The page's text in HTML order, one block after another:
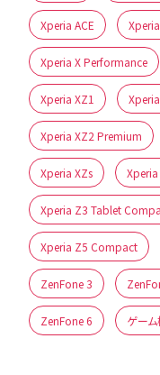
Xperia ACE
Xperia X Performance
Xperia XZ1
Xperia XZ2 Premium
Xperia XZs
Xperia Z3 Tablet
Xperia Z5 Compact
ZenFone 3
ZenFone 6 ゲー